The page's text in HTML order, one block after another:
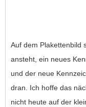
Auf dem Plakettenbild
ansteht, ein neues
und der neue
dran. Ich hoffe das
nicht heute auf der